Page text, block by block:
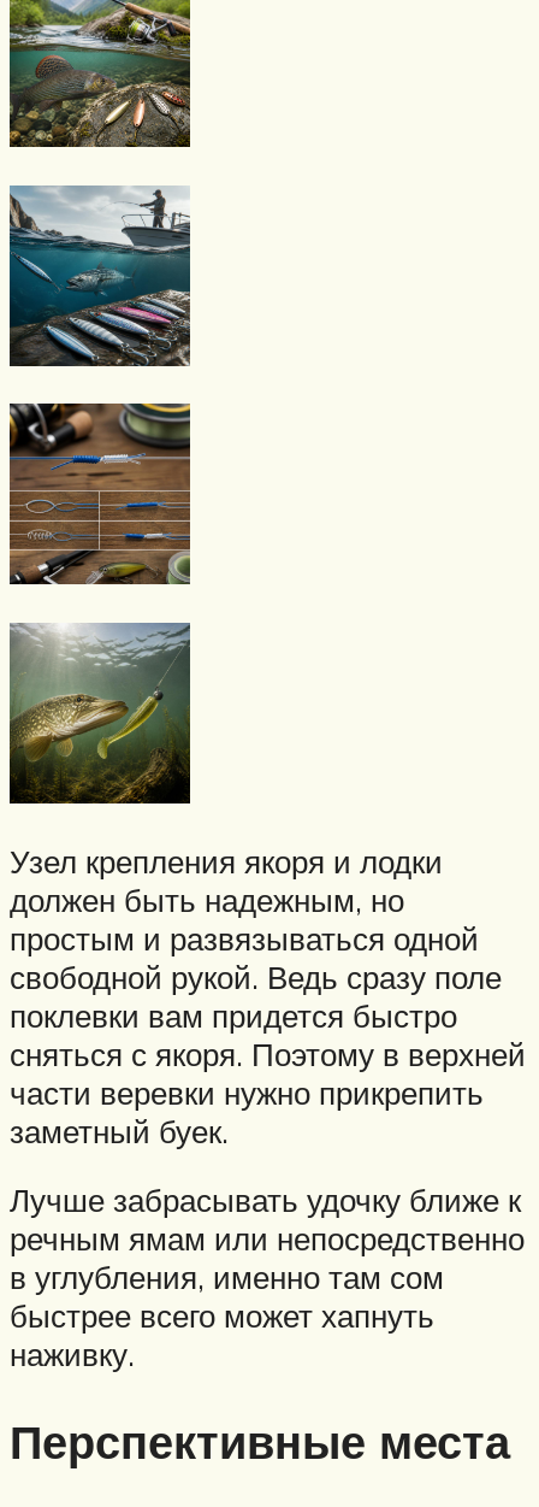
Узел крепления якоря и лодки
должен быть надежным, но
простым и развязываться одной
свободной рукой. Ведь сразу поле
поклевки вам придется быстро
сняться с якоря. Поэтому в верхней
части веревки нужно прикрепить
заметный буек.
Лучше забрасывать удочку ближе к
речным ямам или непосредственно
в углубления, именно там сом
быстрее всего может хапнуть
наживку.
Перспективные места